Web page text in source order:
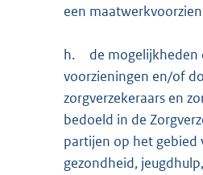
een
h.
de
voorzieningen en/of
zorgverzekeraars en
bedoeld in de
partijen op het gebied
gezondheid,